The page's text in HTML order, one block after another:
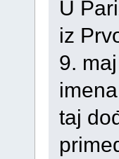
U
iz
9.
taj